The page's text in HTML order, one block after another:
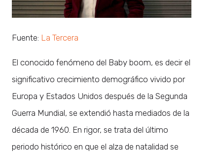
Fuente: La Tercera
El conocido fenómeno del Baby boom, es decir el
significativo crecimiento demográfico vivido por
Europa y Estados Unidos después de la Segunda
Guerra Mundial, se extendió hasta mediados de la
década de 1960. En rigor, se trata del último
periodo histórico en que el alza de natalidad se